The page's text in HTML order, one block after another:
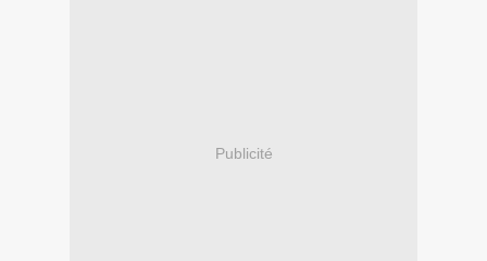
Publicité